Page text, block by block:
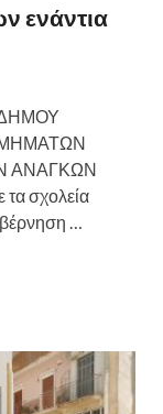
ενάντια
ΑΝΑΓΚΩΝ
σχολεία
…